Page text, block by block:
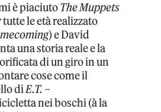
è piaciutoThe Muppets
le età realizzato
) e David
una storia reale e la
di un giro in un
cose come il
diE.T. –
nei boschi (à la